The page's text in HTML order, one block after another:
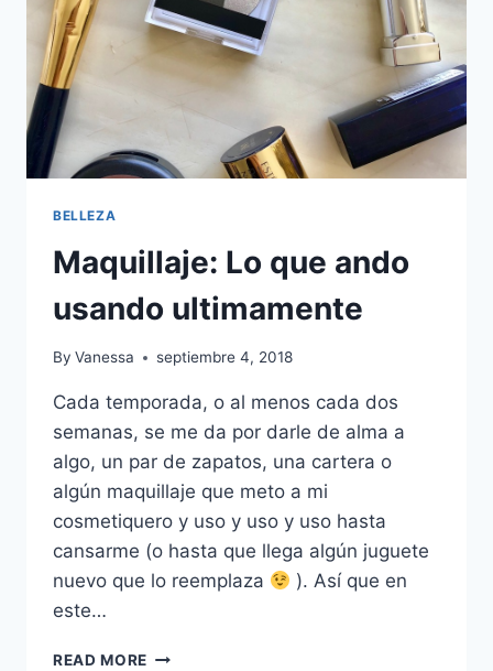
BELLEZA
Maquillaje: Lo que ando
usando ultimamente
By Vanessa septiembre 4, 2018
Cada temporada, o al menos cada dos
semanas, se me da por darle de alma a
algo, un par de zapatos, una cartera o
algún maquillaje que meto a mi
cosmetiquero y uso y uso y uso hasta
cansarme (o hasta que llega algún juguete
nuevo que lo reemplaza
). Así que en
este…
READ MORE MAQUILLAJE: